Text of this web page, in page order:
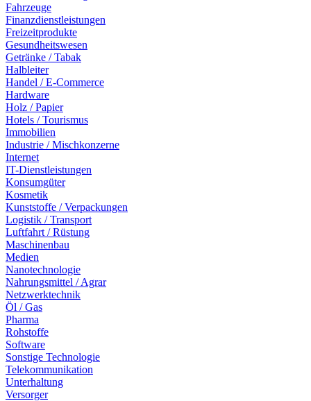
Fahrzeuge
Finanzdienstleistungen
Freizeitprodukte
Gesundheitswesen
Getränke / Tabak
Halbleiter
Handel / E-Commerce
Hardware
Holz / Papier
Hotels / Tourismus
Immobilien
Industrie / Mischkonzerne
Internet
IT-Dienstleistungen
Konsumgüter
Kosmetik
Kunststoffe / Verpackungen
Logistik / Transport
Luftfahrt / Rüstung
Maschinenbau
Medien
Nanotechnologie
Nahrungsmittel / Agrar
Netzwerktechnik
Öl / Gas
Pharma
Rohstoffe
Software
Sonstige Technologie
Telekommunikation
Unterhaltung
Versorger